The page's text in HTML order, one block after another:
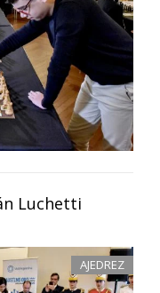
Luchetti
AJEDREZ